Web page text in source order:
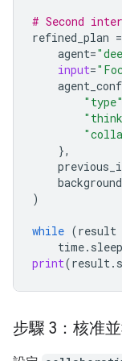
# Second
refined_plan =
agent=
input=
"type"
},
background
)
while (result
time. sleep
print(result.
步驟 3：核准